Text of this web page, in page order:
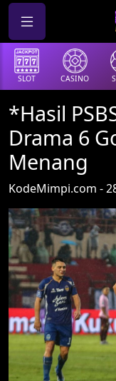
SLOT CASINO
*Hasil
Drama 6
Menang
KodeMimpi.com -